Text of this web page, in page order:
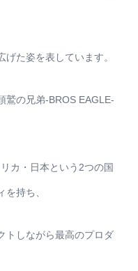
た姿を表しています。
鷲の兄弟-BROS EAGLE-
カ・日本という2つの国
持ち、
トしながら最高のプロダ